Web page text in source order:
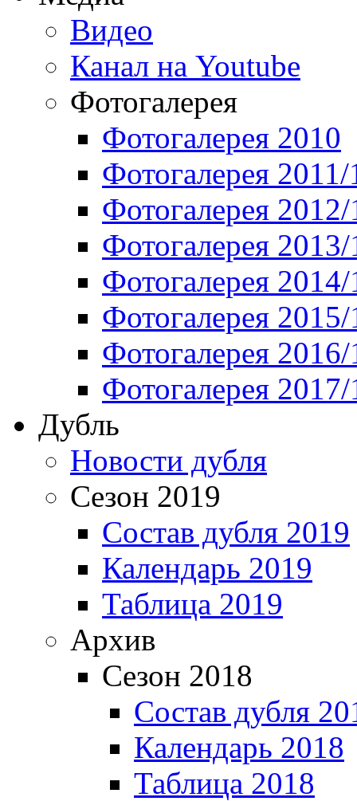
Видео
Канал на Youtube
Фотогалерея
Фотогалерея 2010
Фотогалерея 2011/
Фотогалерея
Фотогалерея
Фотогалерея
Фотогалерея
Фотогалерея
Фотогалерея
Дубль
Новости дубля
Сезон 2019
Состав дубля 2019
Календарь 2019
Таблица 2019
Архив
Сезон 2018
Состав дубля
Календарь 2018
Таблица 2018